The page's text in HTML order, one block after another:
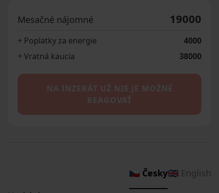
Mesačné nájomné 19000
+ Poplatky za energie
4000
+ Vratná kaucia
38000
NA INZERÁT UŽ NIE JE MOŽNÉ
REAGOVAŤ
🇨🇿 Česky🇬🇧 English